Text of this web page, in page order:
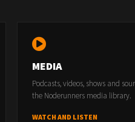
MEDIA
Podcasts, videos, shows and
the Noderunners media library.
WATCH AND LISTEN